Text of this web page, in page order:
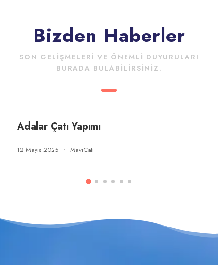
Bizden Haberler
SON GELIŞMELERI VE ÖNEMLI DUYURULARI
BURADA BULABILIRSINIZ.
Adalar Çatı Yapımı
12 Mayıs 2025 • MaviCati